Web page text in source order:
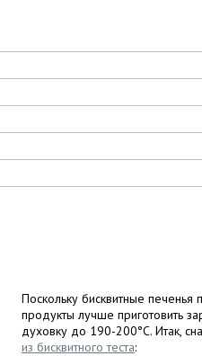
Поскольку бисквитные печенья
продукты лучше приготовить
духовку до 190-200°C. Итак,
из бисквитного теста: